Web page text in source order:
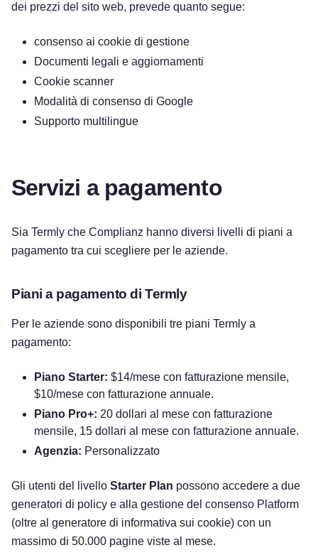
dei prezzi del sito web, prevede quanto segue:
consenso ai cookie di gestione
Documenti legali e aggiornamenti
Cookie scanner
Modalità di consenso di Google
Supporto multilingue
Servizi a pagamento
Sia Termly che Complianz hanno diversi livelli di piani a
pagamento tra cui scegliere per le aziende.
Piani a pagamento di Termly
Per le aziende sono disponibili tre piani Termly a
pagamento:
Piano Starter: $14/mese con fatturazione mensile,
$10/mese con fatturazione annuale.
Piano Pro+: 20 dollari al mese con fatturazione
mensile, 15 dollari al mese con fatturazione annuale.
Agenzia: Personalizzato
Gli utenti del livello Starter Plan possono accedere a due
generatori di policy e alla gestione del consenso Platform
(oltre al generatore di informativa sui cookie) con un
massimo di 50.000 pagine viste al mese.